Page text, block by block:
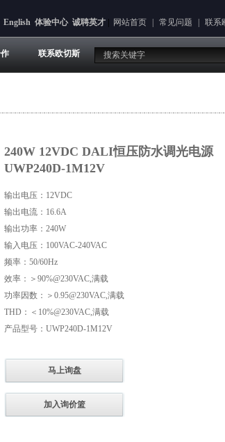
English 体验中心 诚聘英才 网站首页 常见问题 联系
联系欧切斯
240W 12VDC DALI恒压防水调光电源
UWP240D-1M12V
输出电压：12VDC
输出电流：16.6A
输出功率：240W
输入电压：100VAC-240VAC
频率：50/60Hz
效率：＞90%@230VAC,满载
功率因数：＞0.95@230VAC,满载
THD：＜10%@230VAC,满载
产品型号：UWP240D-1M12V
马上询盘
加入询价篮